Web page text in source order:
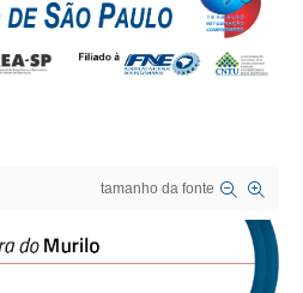
tamanho da fonte